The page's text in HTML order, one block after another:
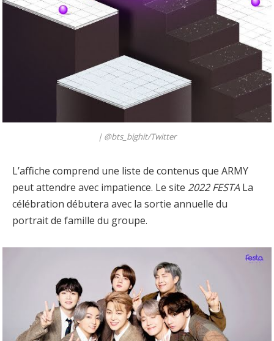
| @bts_bighit/Twitter
L’affiche comprend une liste de contenus que ARMY
peut attendre avec impatience. Le site 2022 FESTA La
célébration débutera avec la sortie annuelle du
portrait de famille du groupe.